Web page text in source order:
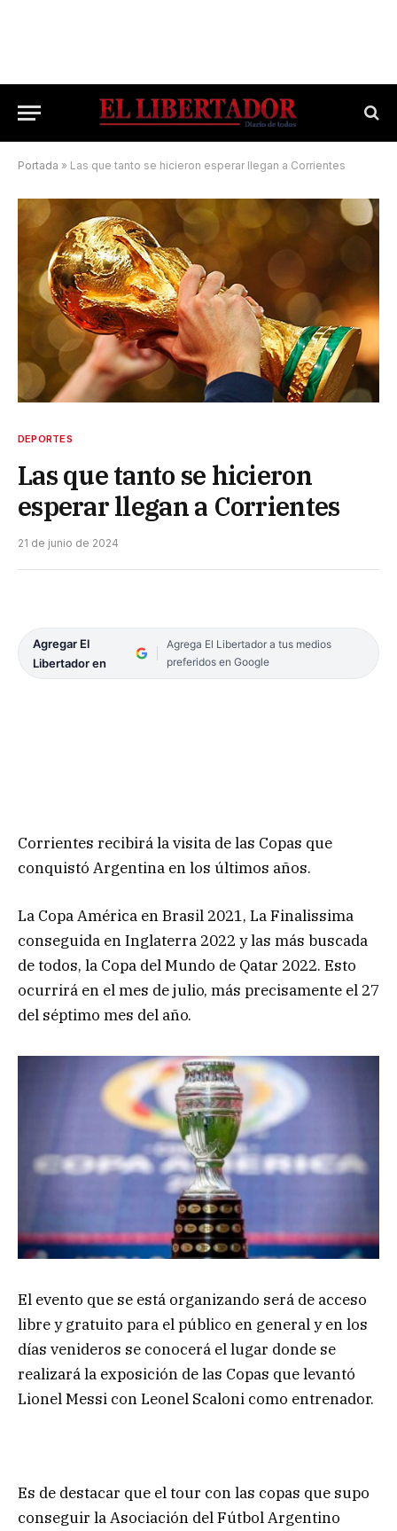
Portada » Las que tanto se hicieron esperar llegan a Corrientes
DEPORTES
Las que tanto se hicieron
esperar llegan a Corrientes
21 de junio de 2024
Agregar El
Libertador en
Agrega El Libertador a tus medios
preferidos en Google
Corrientes recibirá la visita de las Copas que
conquistó Argentina en los últimos años.
La Copa América en Brasil 2021, La Finalissima
conseguida en Inglaterra 2022 y las más buscada
de todos, la Copa del Mundo de Qatar 2022. Esto
ocurrirá en el mes de julio, más precisamente el 27
del séptimo mes del año.
El evento que se está organizando será de acceso
libre y gratuito para el público en general y en los
días venideros se conocerá el lugar donde se
realizará la exposición de las Copas que levantó
Lionel Messi con Leonel Scaloni como entrenador.
Es de destacar que el tour con las copas que supo
conseguir la Asociación del Fútbol Argentino